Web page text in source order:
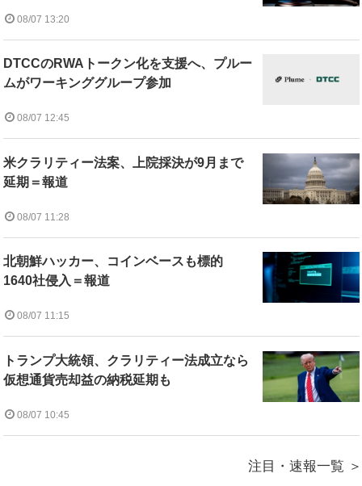
08/07 13:20
DTCCのRWAトークン化を支援へ、プルー
ムがワーキンググループ参加
08/07 12:45
米クラリティー法案、上院採決が9月まで
延期＝報道
08/07 11:28
北朝鮮ハッカー、コインベースも標的
1640社侵入＝報道
08/07 11:15
トランプ大統領、クラリティー法成立なら
仮想通貨売却益の納税延期も
08/07 10:45
注目・速報一覧